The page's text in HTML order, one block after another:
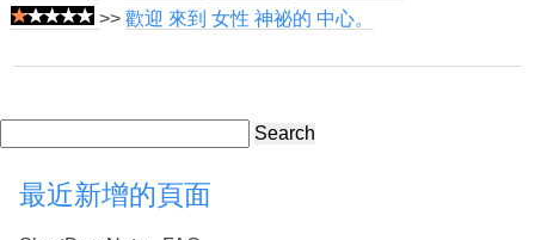
>> 歡迎 來到 女性 神祕的 中心。
Search
最近新增的頁面